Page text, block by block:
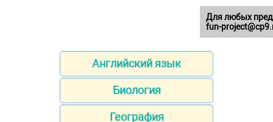
Английский язык
Биология
География
Для любых
fun-